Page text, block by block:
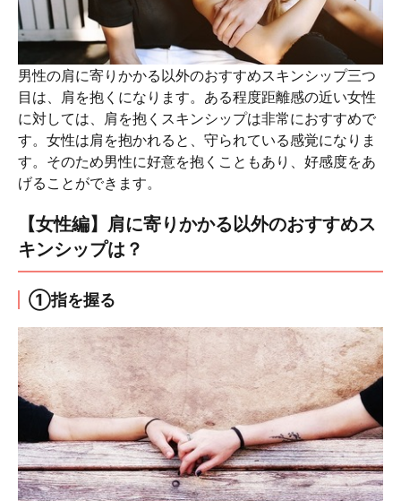
男性の肩に寄りかかる以外のおすすめスキンシップ三つ
目は、肩を抱くになります。ある程度距離感の近い女性
に対しては、肩を抱くスキンシップは非常におすすめで
す。女性は肩を抱かれると、守られている感覚になりま
す。そのため男性に好意を抱くこともあり、好感度をあ
げることができます。
【女性編】肩に寄りかかる以外のおすすめス
キンシップは？
①指を握る